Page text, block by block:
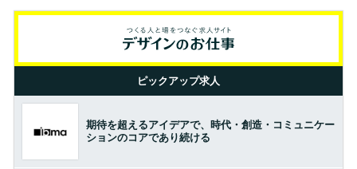
ピックアップ求人
期待を超えるアイデアで、時代・創造・コミュニケー
ションのコアであり続ける